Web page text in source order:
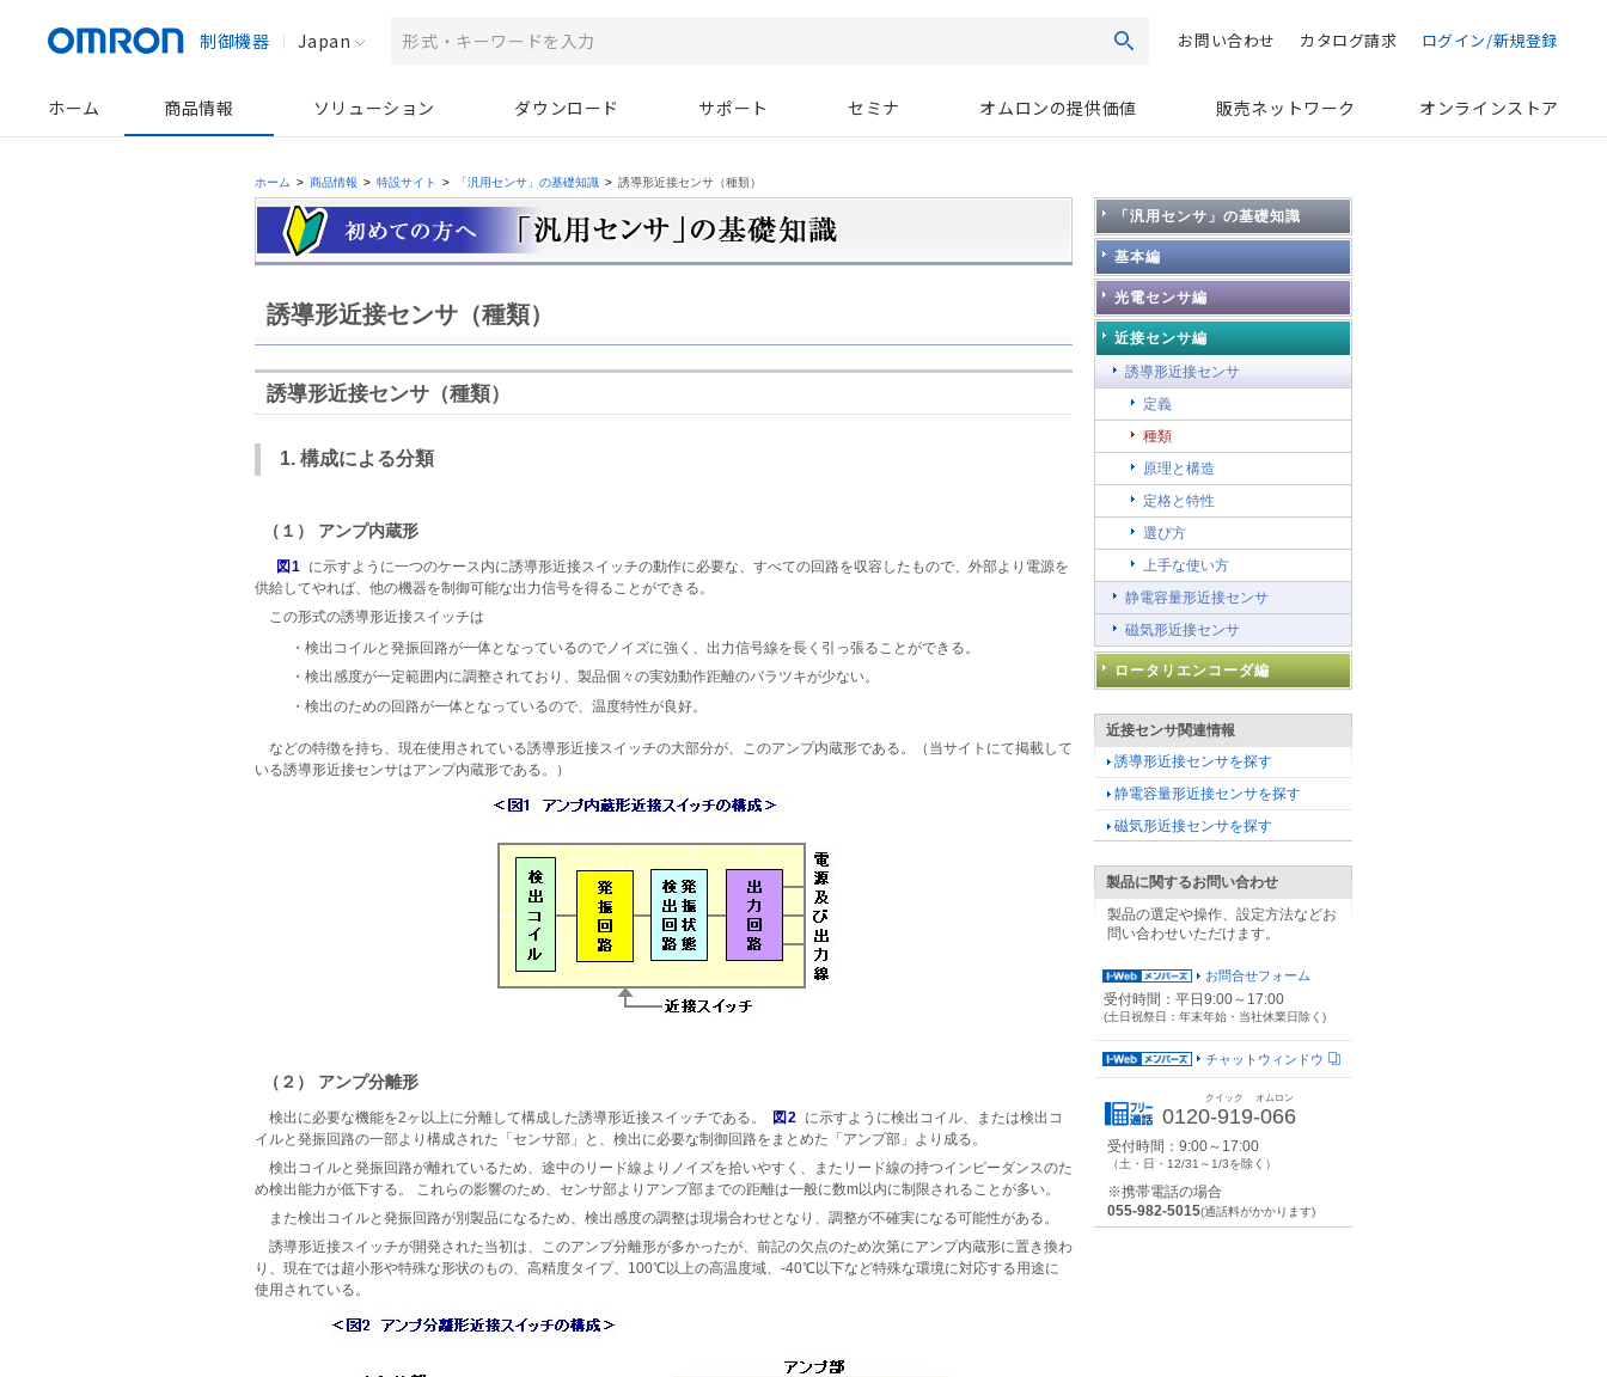
制御機器 Japan 検索お問い合わせ カタログ請求 ログイン/新規登録
ホーム 商品情報 ソリューション ダウンロード サポート セミナ オムロンの提供価値 販売ネットワーク オンラインストア
ホーム > 商品情報 > 特設サイト > 「汎用センサ」の基礎知識 > 誘導形近接センサ（種類）
誘導形近接センサ（種類）
誘導形近接センサ（種類）
1. 構成による分類
（１） アンプ内蔵形
図1 に示すように一つのケース内に誘導形近接スイッチの動作に必要な、すべての回路を収容したもので、外部より電源を
供給してやれば、他の機器を制御可能な出力信号を得ることができる。
この形式の誘導形近接スイッチは
・検出コイルと発振回路が一体となっているのでノイズに強く、出力信号線を長く引っ張ることができる。
・検出感度が一定範囲内に調整されており、製品個々の実効動作距離のバラツキが少ない。
・検出のための回路が一体となっているので、温度特性が良好。
などの特徴を持ち、現在使用されている誘導形近接スイッチの大部分が、このアンプ内蔵形である。（当サイトにて掲載して
いる誘導形近接センサはアンプ内蔵形である。）
（２） アンプ分離形
検出に必要な機能を2ヶ以上に分離して構成した誘導形近接スイッチである。 図2 に示すように検出コイル、または検出コ
イルと発振回路の一部より構成された「センサ部」と、検出に必要な制御回路をまとめた「アンプ部」より成る。
検出コイルと発振回路が離れているため、途中のリード線よりノイズを拾いやすく、またリード線の持つインピーダンスのた
め検出能力が低下する。 これらの影響のため、センサ部よりアンプ部までの距離は一般に数m以内に制限されることが多い。
また検出コイルと発振回路が別製品になるため、検出感度の調整は現場合わせとなり、調整が不確実になる可能性がある。
誘導形近接スイッチが開発された当初は、このアンプ分離形が多かったが、前記の欠点のため次第にアンプ内蔵形に置き換わ
り、現在では超小形や特殊な形状のもの、高精度タイプ、100℃以上の高温度域、-40℃以下など特殊な環境に対応する用途に
使用されている。
「汎用センサ」の基礎知識
基本編
光電センサ編
近接センサ編
誘導形近接センサ
定義
種類
原理と構造
定格と特性
選び方
上手な使い方
静電容量形近接センサ
磁気形近接センサ
ロータリエンコーダ編
近接センサ関連情報
誘導形近接センサを探す
静電容量形近接センサを探す
磁気形近接センサを探す
製品に関するお問い合わせ
製品の選定や操作、設定方法などお
問い合わせいただけます。
お問合せフォーム
受付時間：平日9:00～17:00
(土日祝祭日：年末年始・当社休業日除く)
チャットウィンドウ
0120-919-066
クイック オムロン
受付時間：9:00～17:00
（土・日・12/31～1/3を除く）
※携帯電話の場合
055-982-5015(通話料がかかります)